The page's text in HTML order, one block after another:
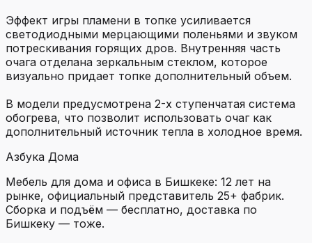
Эффект игры пламени в топке усиливается
светодиодными мерцающими поленьями и звуком
потрескивания горящих дров. Внутренняя часть
очага отделана зеркальным стеклом, которое
визуально придает топке дополнительный объем.
В модели предусмотрена 2-х ступенчатая система
обогрева, что позволит использовать очаг как
дополнительный источник тепла в холодное время.
Азбука Дома
Мебель для дома и офиса в Бишкеке: 12 лет на
рынке, официальный представитель 25+ фабрик.
Сборка и подъём — бесплатно, доставка по
Бишкеку — тоже.